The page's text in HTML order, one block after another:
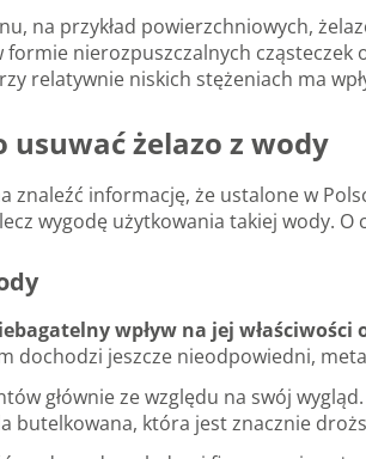
na przykład powierzchniowych,
formie nierozpuszczalnych
relatywnie niskich stężeniach ma
żelazo z wody
znaleźć informację, że ustalone w
wygodę użytkowania takiej wody. O
wpływ na jej właściwości
dochodzi jeszcze nieodpowiedni,
głównie ze względu na swój
butelkowana, która jest znacznie